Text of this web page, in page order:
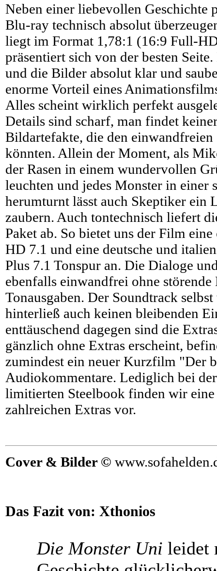
Neben einer liebevollen Geschichte
Blu-ray technisch absolut
liegt im Format 1,78:1 (16:9 Full-
präsentiert sich von der besten
und die Bilder absolut klar und
enorme Vorteil eines
Alles scheint wirklich perfekt
Details sind scharf, man findet
Bildartefakte, die den
könnten. Allein der Moment, als
der Rasen in einem wundervollen
leuchten und jedes Monster in einer
herumturnt lässt auch Skeptiker ein
zaubern. Auch tontechnisch liefert
Paket ab. So bietet uns der Film
HD 7.1 und eine deutsche und
Plus 7.1 Tonspur an. Die Dialoge
ebenfalls einwandfrei ohne
Tonausgaben. Der Soundtrack
hinterließ auch keinen bleibenden
enttäuschend dagegen sind die
gänzlich ohne Extras erscheint,
zumindest ein neuer Kurzfilm "Der
Audiokommentare. Lediglich bei
limitierten Steelbook finden wir
zahlreichen Extras vor.
Cover & Bilder ©
Das Fazit von: Xthonios
Die Monster Uni leidet